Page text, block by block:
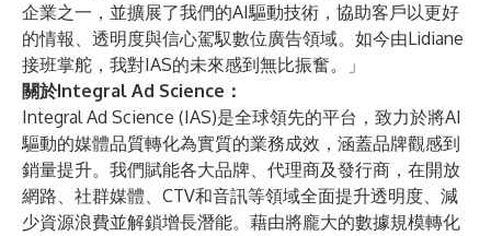
企業之一，並擴展了我們的AI驅動技術，協助客戶以更好
的情報、透明度與信心駕馭數位廣告領域。如今由Lidiane
接班掌舵，我對IAS的未來感到無比振奮。」
關於Integral Ad Science：
Integral Ad Science (IAS)是全球領先的平台，致力於將AI
驅動的媒體品質轉化為實質的業務成效，涵蓋品牌觀感到
銷量提升。我們賦能各大品牌、代理商及發行商，在開放
網路、社群媒體、CTV和音訊等領域全面提升透明度、減
少資源浪費並解鎖增長潛能。藉由將龐大的數據規模轉化